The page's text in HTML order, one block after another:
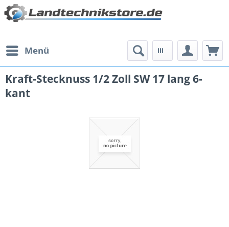
Menü
Kraft-Stecknuss 1/2 Zoll SW 17 lang 6-
kant